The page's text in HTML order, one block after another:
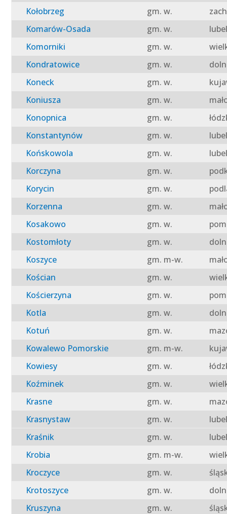
Kołobrzeg
gm. w.
Komarów-Osada
gm. w.
Komorniki
gm. w.
Kondratowice
gm. w.
Koneck
gm. w.
Koniusza
gm. w.
Konopnica
gm. w.
Konstantynów
gm. w.
Końskowola
gm. w.
Korczyna
gm. w.
Korycin
gm. w.
Korzenna
gm. w.
Kosakowo
gm. w.
Kostomłoty
gm. w.
Koszyce
gm. m-w.
Kościan
gm. w.
Kościerzyna
gm. w.
Kotla
gm. w.
Kotuń
gm. w.
Kowalewo Pomorskie
gm. m-w.
Kowiesy
gm. w.
Koźminek
gm. w.
Krasne
gm. w.
Krasnystaw
gm. w.
Kraśnik
gm. w.
Krobia
gm. m-w.
Kroczyce
gm. w.
Krotoszyce
gm. w.
Kruszyna
gm. w.